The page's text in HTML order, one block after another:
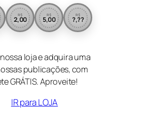
R$
2,00
R$
5,00
R$
?,??
loja e adquira uma
publicações, com
GRÁTIS. Aproveite!
IR para LOJA